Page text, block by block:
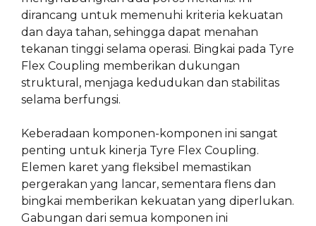
dirancang untuk memenuhi kriteria kekuatan
dan daya tahan, sehingga dapat menahan
tekanan tinggi selama operasi. Bingkai pada Tyre
Flex Coupling memberikan dukungan
struktural, menjaga kedudukan dan stabilitas
selama berfungsi.
Keberadaan komponen-komponen ini sangat
penting untuk kinerja Tyre Flex Coupling.
Elemen karet yang fleksibel memastikan
pergerakan yang lancar, sementara flens dan
bingkai memberikan kekuatan yang diperlukan.
Gabungan dari semua komponen ini